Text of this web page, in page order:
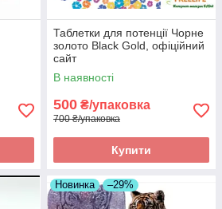
Таблетки для потенції Чорне
золото Black Gold, офіційний
сайт
В наявності
500 ₴/упаковка
700 ₴/упаковка
Купити
Новинка –29%